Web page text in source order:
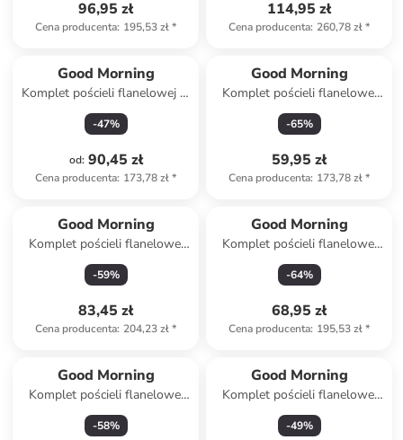
96,95 zł
Cena producenta: 195,53 zł*
114,95 zł
Cena producenta: 260,78 zł*
Good Morning
Komplet pościeli flanelowej w
kolorze jasnoszarym
-47%
od: 90,45 zł
Cena producenta: 173,78 zł*
Good Morning
Komplet pościeli flanelowej
"Icebear" w kolorze błękitnym
-65%
59,95 zł
Cena producenta: 173,78 zł*
Good Morning
Komplet pościeli flanelowej
"Scarlet" w kolorze błękitnym
-59%
83,45 zł
Cena producenta: 204,23 zł*
Good Morning
Komplet pościeli flanelowej
"Pengu" w kolorze błękitnym
-64%
68,95 zł
Cena producenta: 195,53 zł*
Good Morning
Komplet pościeli flanelowej
"Kiran" w kolorze
jasnoróżowo-jasnobrązowym
-58%
Good Morning
Komplet pościeli flanelowej
"Eina" w kolorze beżowym
-49%